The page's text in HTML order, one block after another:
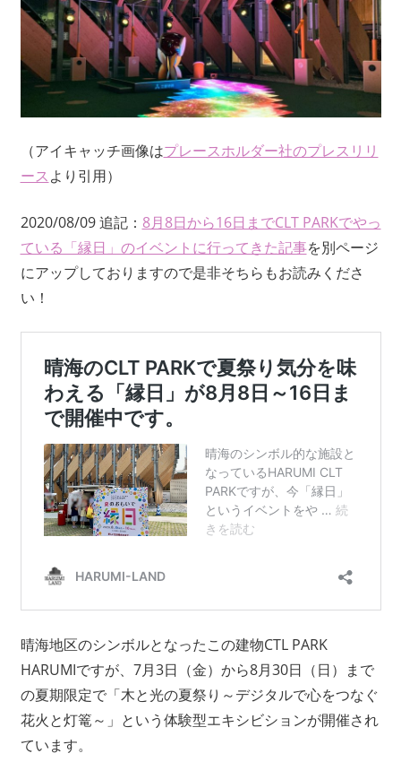
（アイキャッチ画像はプレースホルダー社のプレスリリ
ースより引用）
2020/08/09 追記： 8月8日から16日までCLT PARKでやっ
ている「縁日」のイベントに行ってきた記事を別ページ
にアップしておりますので是非そちらもお読みくださ
い！
晴海地区のシンボルとなったこの建物CTL PARK
HARUMIですが、7月3日（金）から8月30日（日）まで
の夏期限定で「木と光の夏祭り～デジタルで心をつなぐ
花火と灯篭～」という体験型エキシビションが開催され
ています。